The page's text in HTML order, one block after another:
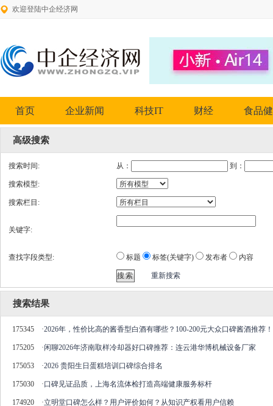
欢迎登陆中企经济网
首页 企业新闻 科技IT 财经 食品
高级搜索
搜索时间: 从： 到：
搜索模型:
搜索栏目:
关键字:
查找字段类型: 标题 标签(关键字) 发布者 内容
重新搜索
搜索结果
175345 ·​2026年，性价比高的酱香型白酒有哪些？100-200元大众口碑酱酒推荐！
175205 ·闲聊2026年济南取样冷却器好口碑推荐：连云港华博机械设备厂家
175053 ·2026 贵阳生日蛋糕培训口碑综合排名
175030 ·口碑见证品质，上海名流体检打造高端健康服务标杆
174920 ·立明堂口碑怎么样？用户评价如何？从知识产权看用户信赖